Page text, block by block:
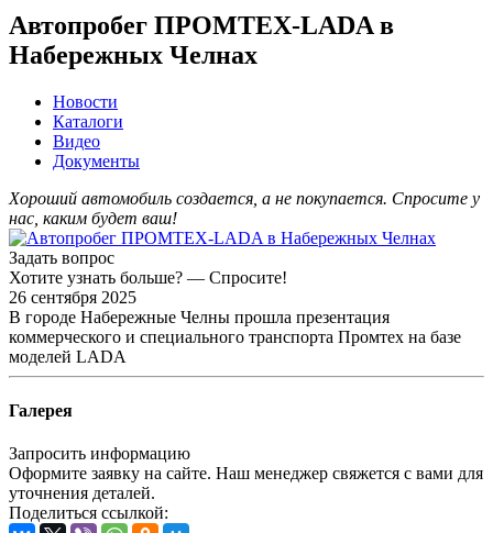
Автопробег ПРОМТЕХ-LADA в
Набережных Челнах
Новости
Каталоги
Видео
Документы
Хороший автомобиль создается, а не покупается. Спросите у
нас, каким будет ваш!
Задать вопрос
Хотите узнать больше? — Спросите!
26 сентября 2025
В городе Набережные Челны прошла презентация
коммерческого и специального транспорта Промтех на базе
моделей LADA
Галерея
Запросить информацию
Оформите заявку на сайте. Наш менеджер свяжется с вами для
уточнения деталей.
Поделиться ссылкой: